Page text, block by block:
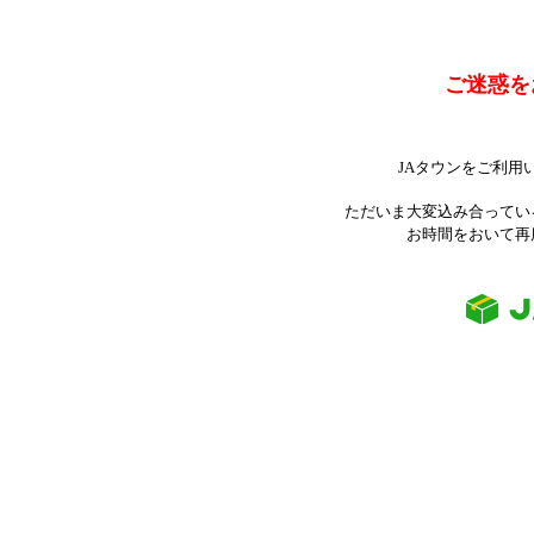
ご迷惑
JAタウンをご利用
ただいま大変込み合って
お時間をおいて